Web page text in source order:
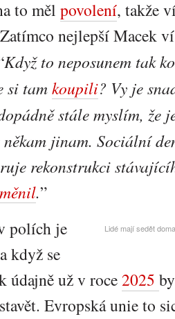
to měl povolení, takže
nejlepší Macek
Když to neposunem tak
si tamkoupili? Vy je
stále myslím, že
jinam. Sociální
rekonstrukci
.”
Lidé mají sedět
polích je
když se
údajně už v roce2025
Evropská unie to